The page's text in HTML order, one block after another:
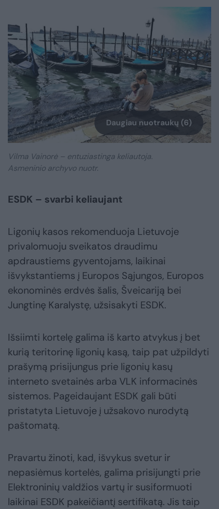
Daugiau nuotraukų (6)
Vilma Vainorė – entuziastinga keliautoja.
Asmeninio archyvo nuotr.
ESDK – svarbi keliaujant
Ligonių kasos rekomenduoja Lietuvoje
privalomuoju sveikatos draudimu
apdraustiems gyventojams, laikinai
išvykstantiems į Europos Sąjungos, Europos
ekonominės erdvės šalis, Šveicariją bei
Jungtinę Karalystę, užsisakyti ESDK.
Išsiimti kortelę galima iš karto atvykus į bet
kurią teritorinę ligonių kasą, taip pat užpildyti
prašymą prisijungus prie ligonių kasų
interneto svetainės arba VLK informacinės
sistemos. Pageidaujant ESDK gali būti
pristatyta Lietuvoje į užsakovo nurodytą
paštomatą.
Pravartu žinoti, kad, išvykus svetur ir
nepasiėmus kortelės, galima prisijungti prie
Elektroninių valdžios vartų ir susiformuoti
laikinai ESDK pakeičiantį sertifikatą. Jis taip